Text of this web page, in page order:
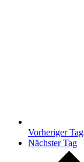
Vorheriger Tag
Nächster Tag